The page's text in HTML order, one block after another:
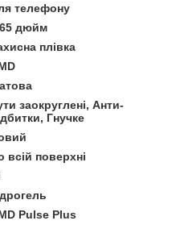
телефону
дюйм
плівка
заокруглені, Анти-
Гнучке
всій поверхні
Pulse Plus